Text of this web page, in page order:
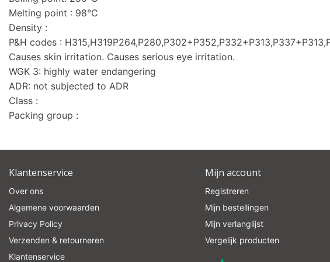
Melting point : 98°C
Density :
P&H codes :
Causes skin irritation. Causes serious eye irritation.
WGK 3: highly water endangering
ADR: not subjected to ADR
Class :
Packing group :
Klantenservice
Over ons
Algemene voorwaarden
Privacy Policy
Verzenden & retourneren
Klantenservice
Mijn account
Registreren
Mijn bestellingen
Mijn verlanglijst
Vergelijk producten